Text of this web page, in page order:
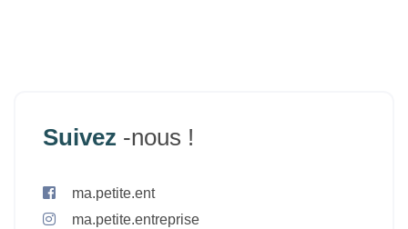
Suivez -nous !
ma.petite.ent
ma.petite.entreprise